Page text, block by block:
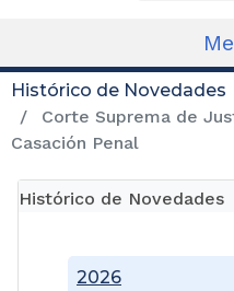
Histórico de Novedades
Corte Suprema de
Casación Penal
Histórico de Novedades
2026